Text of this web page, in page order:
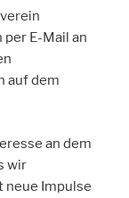
per E-Mail an
auf dem
an dem
wir
neue Impulse